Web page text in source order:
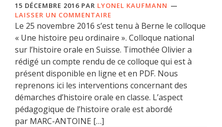
15 DÉCEMBRE 2016 PAR LYONEL KAUFMANN
LAISSER UN COMMENTAIRE
Le 25 novembre 2016 s’est tenu à Berne le colloque
« Une histoire peu ordinaire ». Colloque national
sur l’histoire orale en Suisse. Timothée Olivier a
rédigé un compte rendu de ce colloque qui est à
présent disponible en ligne et en PDF. Nous
reprenons ici les interventions concernant des
démarches d’histoire orale en classe. L’aspect
pédagogique de l’histoire orale est abordé
par MARC-ANTOINE […]